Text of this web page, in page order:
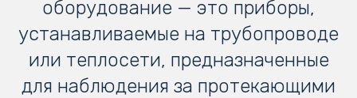
оборудование — это приборы,
устанавливаемые на трубопроводе
или теплосети, предназначенные
для наблюдения за протекающими